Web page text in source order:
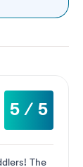
5 / 5
The